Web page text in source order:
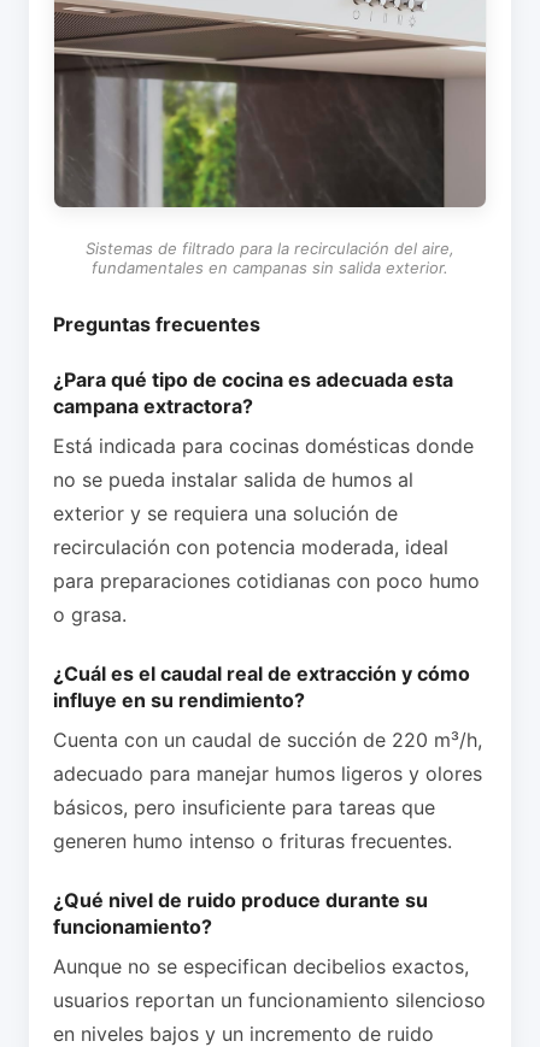
Sistemas de filtrado para la recirculación del aire,
fundamentales en campanas sin salida exterior.
Preguntas frecuentes
¿Para qué tipo de cocina es adecuada esta
campana extractora?
Está indicada para cocinas domésticas donde
no se pueda instalar salida de humos al
exterior y se requiera una solución de
recirculación con potencia moderada, ideal
para preparaciones cotidianas con poco humo
o grasa.
¿Cuál es el caudal real de extracción y cómo
influye en su rendimiento?
Cuenta con un caudal de succión de 220 m³/h,
adecuado para manejar humos ligeros y olores
básicos, pero insuficiente para tareas que
generen humo intenso o frituras frecuentes.
¿Qué nivel de ruido produce durante su
funcionamiento?
Aunque no se especifican decibelios exactos,
usuarios reportan un funcionamiento silencioso
en niveles bajos y un incremento de ruido